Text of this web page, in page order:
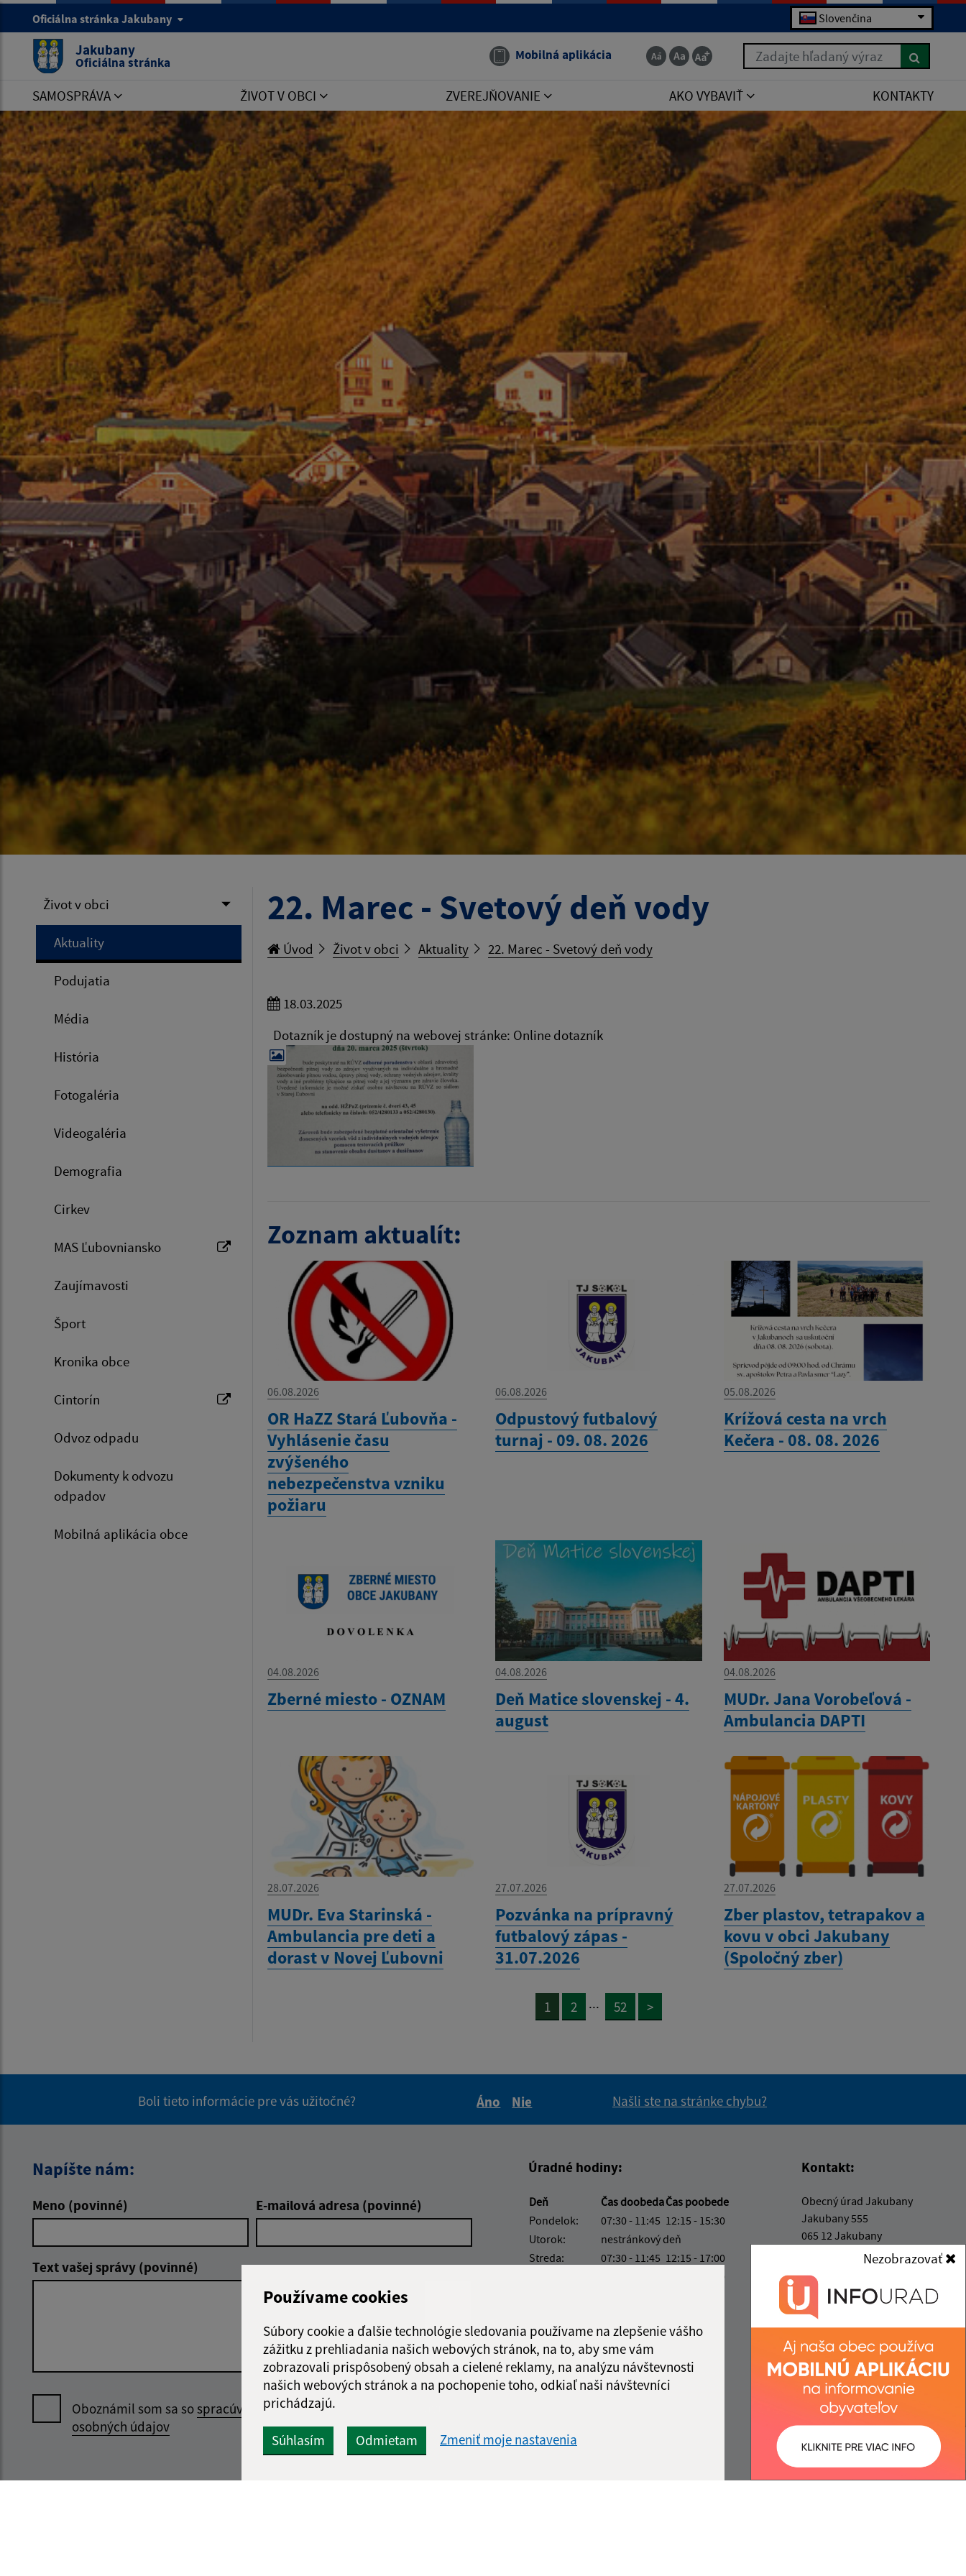
Používame cookies
Súbory cookie a ďalšie technológie sledovania používame na zlepšenie vášho
zážitku z prehliadania našich webových stránok, na to, aby sme vám
zobrazovali prispôsobený obsah a cielené reklamy, na analýzu návštevnosti
našich webových stránok a na pochopenie toho, odkiaľ naši návštevníci
prichádzajú.
Súhlasím Odmietam Zmeniť moje nastavenia
Nezobrazovať
Oficiálna stránka Jakubany Slovenčina
Jakubany
Oficiálna stránka Mobilná aplikácia Zadajte hľadaný výraz
SAMOSPRÁVA ŽIVOT V OBCI ZVEREJŇOVANIE AKO VYBAVIŤ KONTAKTY
Život v obci
Aktuality
Podujatia
Média
História
Fotogaléria
Videogaléria
Demografia
Cirkev
MAS Ľubovniansko
Zaujímavosti
Šport
Kronika obce
Cintorín
Odvoz odpadu
Dokumenty k odvozu
odpadov
Mobilná aplikácia obce
22. Marec - Svetový deň vody
Úvod Život v obci Aktuality 22. Marec - Svetový deň vody
18.03.2025
Dotazník je dostupný na webovej stránke: Online dotazník
Zoznam aktualít:
06.08.2026
OR HaZZ Stará Ľubovňa -
Vyhlásenie času
zvýšeného
nebezpečenstva vzniku
požiaru
06.08.2026
Odpustový futbalový
turnaj - 09. 08. 2026
05.08.2026
Krížová cesta na vrch
Kečera - 08. 08. 2026
04.08.2026
Zberné miesto - OZNAM
04.08.2026
Deň Matice slovenskej - 4.
august
04.08.2026
MUDr. Jana Vorobeľová -
Ambulancia DAPTI
28.07.2026
MUDr. Eva Starinská -
Ambulancia pre deti a
dorast v Novej Ľubovni
27.07.2026
Pozvánka na prípravný
futbalový zápas -
31.07.2026
27.07.2026
Zber plastov, tetrapakov a
kovu v obci Jakubany
(Spoločný zber)
1 2 ... 52 >
Boli tieto informácie pre vás užitočné?
Áno
Nie
Našli ste na stránke chybu?
Napíšte nám:
Meno (povinné) E-mailová adresa (povinné)
Text vašej správy (povinné)
Oboznámil som sa sospracúvaním
osobných údajov
Google reCaptcha Response
Úradné hodiny:
Deň Čas doobedaČas poobede
Pondelok:
07:30 - 11:45 12:15 - 15:30
Utorok:
nestránkový deň
Streda:
07:30 - 11:45 12:15 - 17:00
12:15 - 15:30
Kontakt:
Obecný úrad Jakubany
Jakubany 555
065 12 Jakubany
jakubany@jakubany.sk
+421 524 283 651
IČO: 00329924